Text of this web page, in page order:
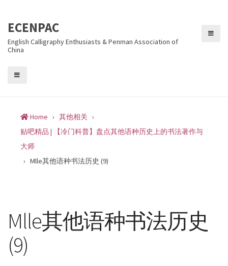
ECENPAC
English Calligraphy Enthusiasts & Penman Association of
China
Home › 其他相关 ›
贴吧精品 | 【冷门科普】盘点其他语种历史上的书法著作与
大师
› Mlle其他语种书法历史 (9)
Mlle其他语种书法历史
(9)